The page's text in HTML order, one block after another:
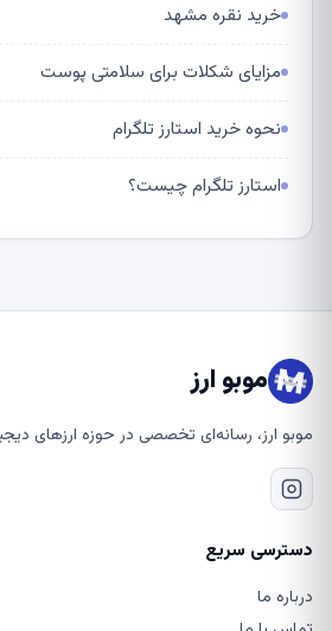
خرید نقره مشهد
مزایای شکلات برای سلامتی پوست
نحوه خرید استارز تلگرام
استارز تلگرام چیست؟
موبو ارز
موبو ارز، رسانه‌ای تخصصی در حوزه ارزهای
دسترسی سریع
درباره ما